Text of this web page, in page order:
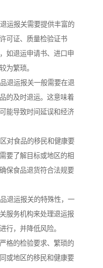
运报关需要提供丰富的
可证、质量检验证书
如退运申请书、进口申
为繁琐。
退运报关一般需要在退
的及时退运。这意味着
能导致时间延误和经济
对食品的移民和健康要
要了解目标或地区的相
保食品退货符合法规要
退运报关的特殊性，一
服务机构来处理退运报
行，并降低风险。
格的检验要求、繁琐的
或地区的移民和健康要